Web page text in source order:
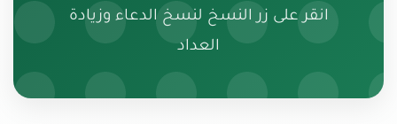
انقر على زر النسخ لنسخ الدعاء وزيادة
العداد